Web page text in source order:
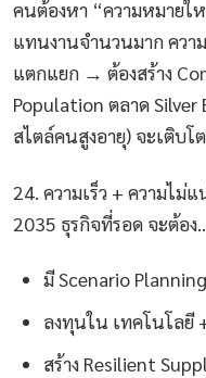
คนต้องหา “ความหมายใ
แทนงานจำนวนมาก ควา
แตกแยก → ต้องสร้าง
Population ตลาด Silver
สไตล์คนสูงอายุ) จะเติบโ
24. ความเร็ว + ความไ
2035 ธุรกิจที่รอด จะต้อง
มี Scenario
ลงทุนใน เทคโนโลยี
สร้าง Resilient